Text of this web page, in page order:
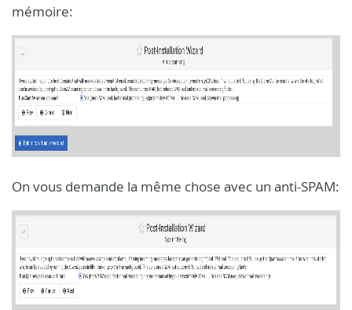
mémoire:
On vous demande la même chose avec un anti-SPAM: